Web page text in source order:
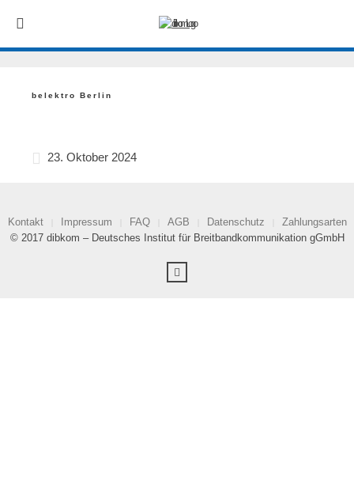
belektro Berlin
23. Oktober 2024
Kontakt Impressum FAQ AGB Datenschutz
Zahlungsarten
© 2017 dibkom – Deutsches Institut für Breitbandkommunikation gGmbH